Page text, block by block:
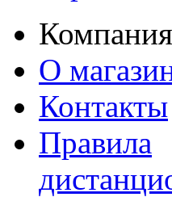
Компания
О
Контакты
Правила